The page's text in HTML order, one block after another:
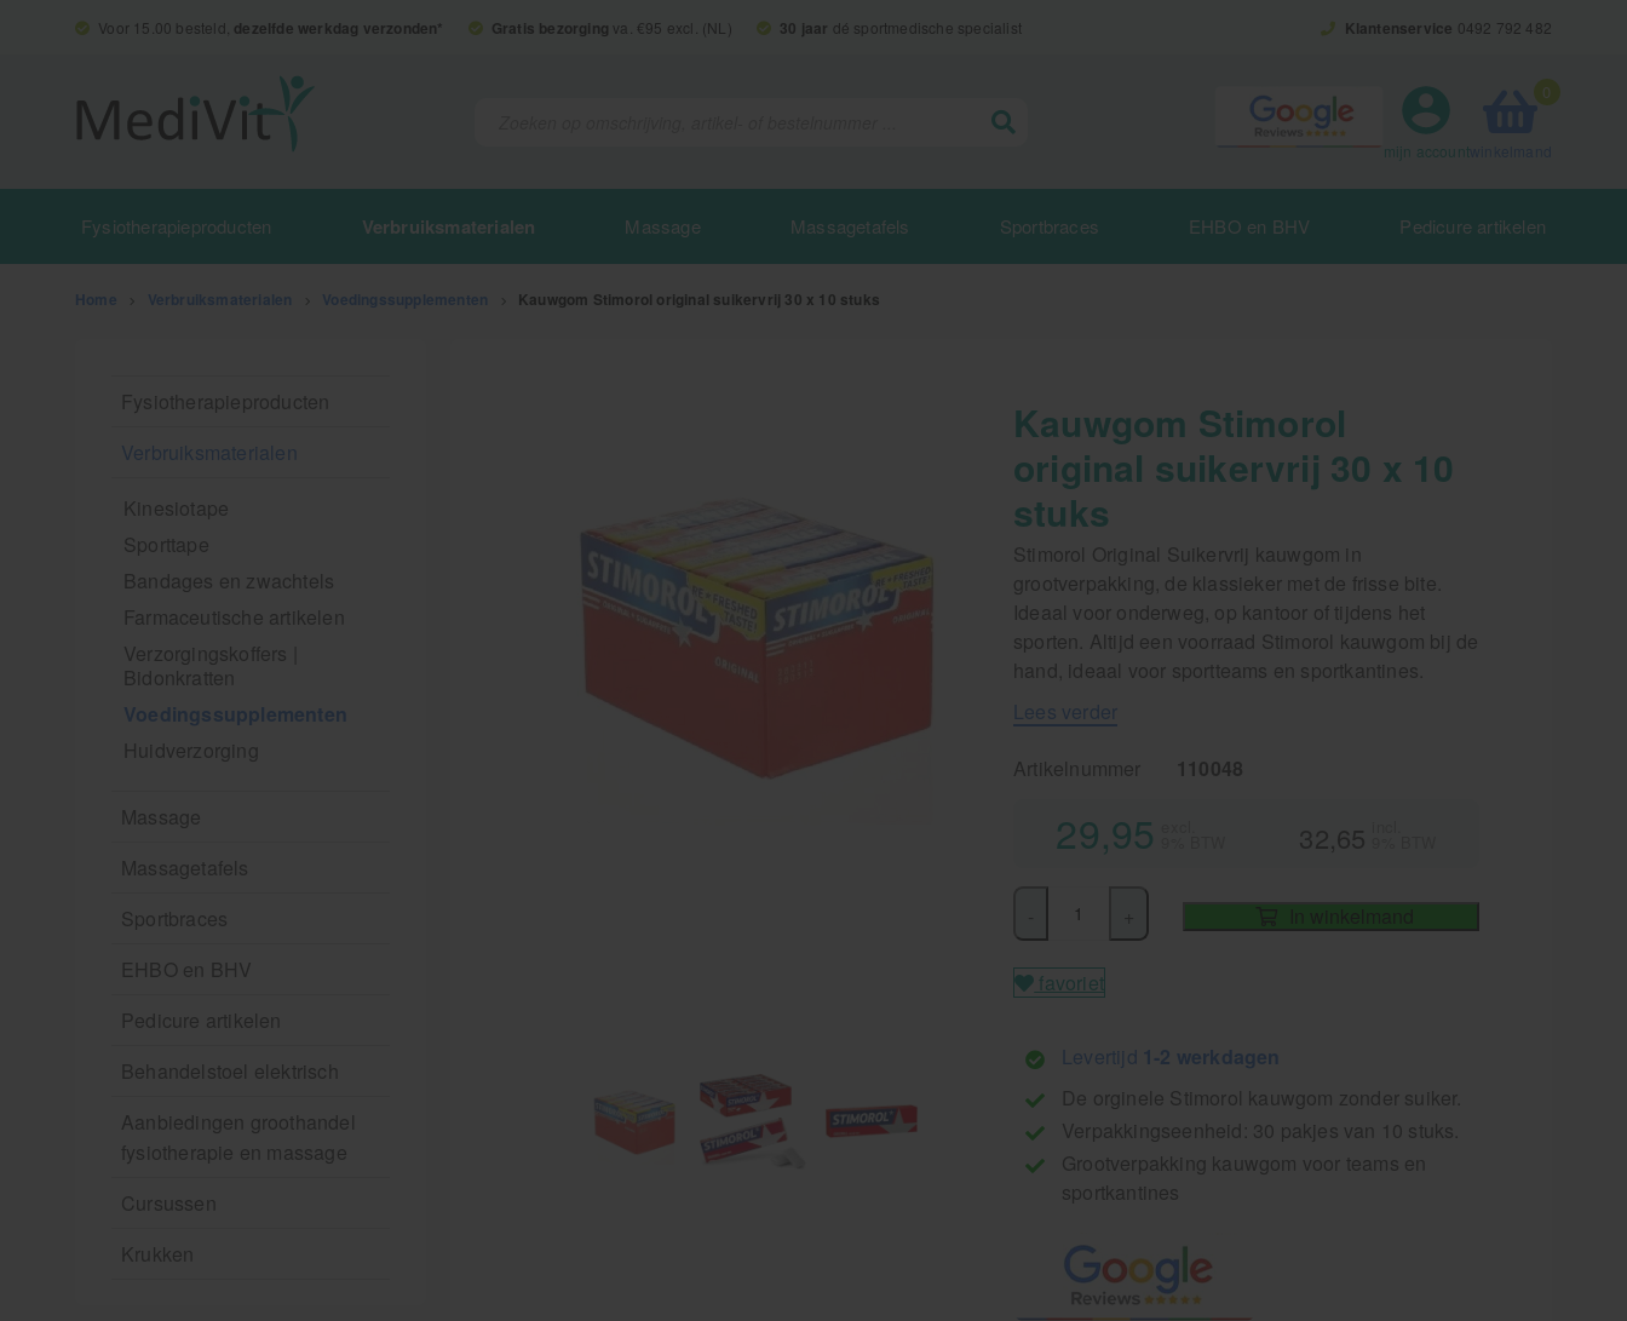
Voor 15.00 besteld, dezelfde werkdag verzonden* Gratis bezorging va. €95 excl. (NL) 30 jaar dé sportmedische specialist Klantenservice 0492 792 482
0
mijn account
Fysiotherapieproducten Verbruiksmaterialen Massage Massagetafels Sportbraces EHBO en BHV Pedicure artikelen
Home Verbruiksmaterialen Voedingssupplementen Kauwgom Stimorol original suikervrij 30 x 10 stuks
Fysiotherapieproducten
Verbruiksmaterialen
Kinesiotape
Sporttape
Bandages en zwachtels
Farmaceutische artikelen
Verzorgingskoffers |
Bidonkratten
Voedingssupplementen
Huidverzorging
Massage
Massagetafels
Sportbraces
EHBO en BHV
Pedicure artikelen
Behandelstoel elektrisch
Aanbiedingen groothandel
fysiotherapie en massage
Cursussen
Krukken
Kauwgom Stimorol
original suikervrij 30 x 10
stuks
Stimorol Original Suikervrij kauwgom in
grootverpakking, de klassieker met de frisse bite.
Ideaal voor onderweg, op kantoor of tijdens het
sporten. Altijd een voorraad Stimorol kauwgom bij de
hand, ideaal voor sportteams en sportkantines.
Lees verder
Artikelnummer 110048
29,95 32,65
In winkelmand
favoriet
Levertijd 1-2 werkdagen
De orginele Stimorol kauwgom zonder suiker.
Verpakkingseenheid: 30 pakjes van 10 stuks.
Grootverpakking kauwgom voor teams en
sportkantines